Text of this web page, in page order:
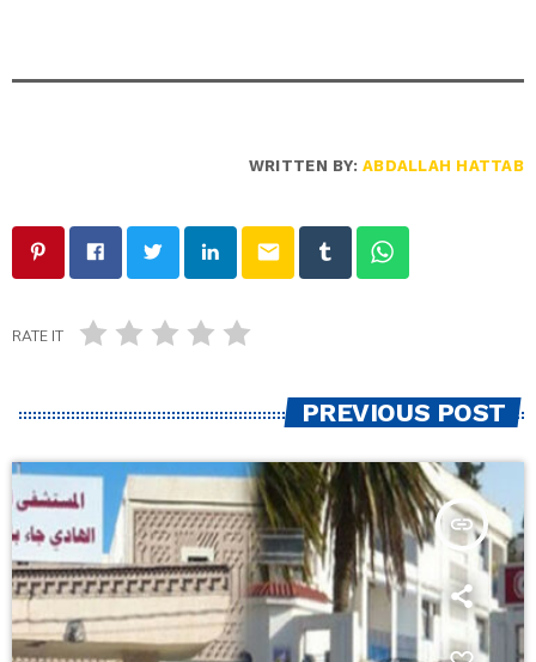
WRITTEN BY:ABDALLAH HATTAB
email
RATE IT
PREVIOUS POST
insert_link